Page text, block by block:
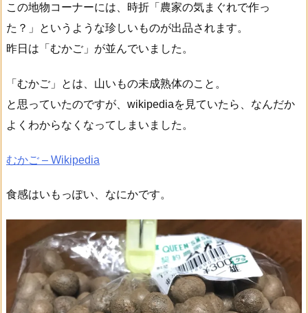
この地物コーナーには、時折「農家の気まぐれで作っ
た？」というような珍しいものが出品されます。
昨日は「むかご」が並んでいました。
「むかご」とは、山いもの未成熟体のこと。
と思っていたのですが、wikipediaを見ていたら、なんだか
よくわからなくなってしまいました。
むかご – Wikipedia
食感はいもっぽい、なにかです。